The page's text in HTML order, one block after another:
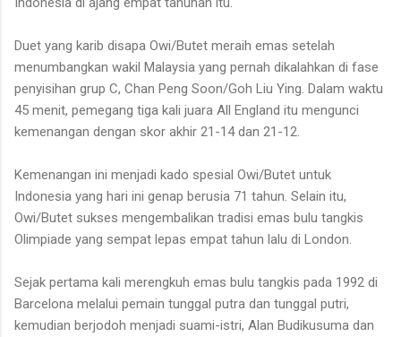
Duet yang karib disapa Owi/Butet meraih emas setelah
menumbangkan wakil Malaysia yang pernah dikalahkan di fase
penyisihan grup C, Chan Peng Soon/Goh Liu Ying. Dalam waktu
45 menit, pemegang tiga kali juara All England itu mengunci
kemenangan dengan skor akhir 21-14 dan 21-12.
Kemenangan ini menjadi kado spesial Owi/Butet untuk
Indonesia yang hari ini genap berusia 71 tahun. Selain itu,
Owi/Butet sukses mengembalikan tradisi emas bulu tangkis
Olimpiade yang sempat lepas empat tahun lalu di London.
Sejak pertama kali merengkuh emas bulu tangkis pada 1992 di
Barcelona melalui pemain tunggal putra dan tunggal putri,
kemudian berjodoh menjadi suami-istri, Alan Budikusuma dan